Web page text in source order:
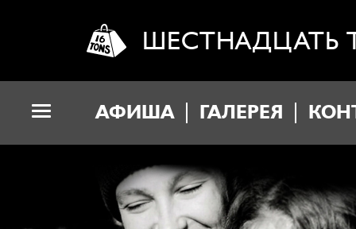
ШЕСТНАДЦАТЬ
АФИША ГАЛЕРЕЯ